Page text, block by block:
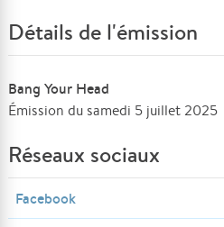
Détails de l'émission
Bang Your Head
Émission du samedi 5 juillet 2025
Réseaux sociaux
Facebook